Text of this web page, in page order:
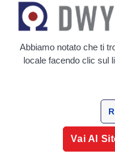
Movimentazione
Abbiamo notato che ti
locale facendo clic sul
Vai Al